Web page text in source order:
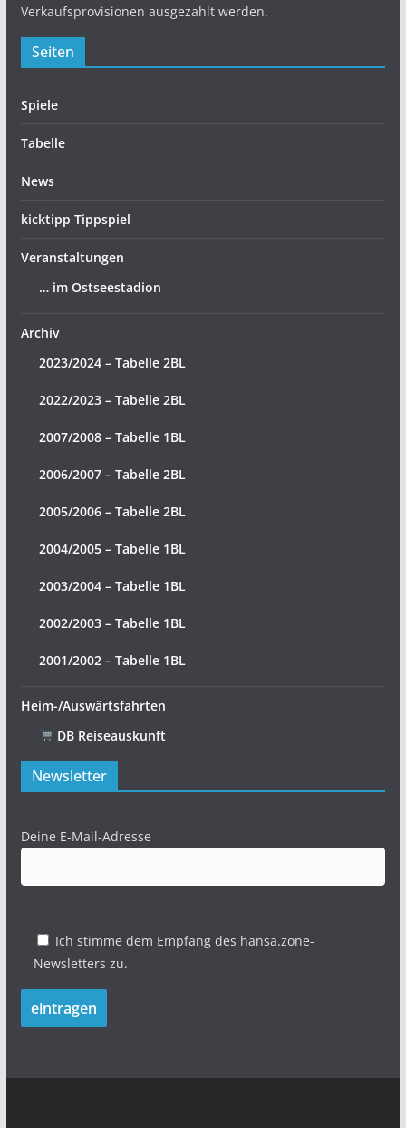
Verkaufsprovisionen ausgezahlt werden.
Seiten
Spiele
Tabelle
News
kicktipp Tippspiel
Veranstaltungen
… im Ostseestadion
Archiv
2023/2024 – Tabelle 2BL
2022/2023 – Tabelle 2BL
2007/2008 – Tabelle 1BL
2006/2007 – Tabelle 2BL
2005/2006 – Tabelle 2BL
2004/2005 – Tabelle 1BL
2003/2004 – Tabelle 1BL
2002/2003 – Tabelle 1BL
2001/2002 – Tabelle 1BL
Heim-/Auswärtsfahrten
DB Reiseauskunft
Newsletter
Deine E-Mail-Adresse
Ich stimme dem Empfang des hansa.zone-
Newsletters zu.